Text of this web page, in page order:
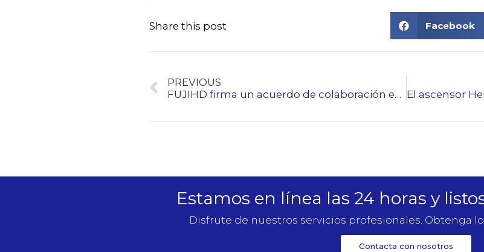
Share this post Facebook
PREVIOUS
FUJIHD firma un acuerdo de colaboración estratégica con Italia
Estamos en línea las 24 horas y
Disfrute de nuestros servicios profesionales. Obtenga
Contacta con nosotros